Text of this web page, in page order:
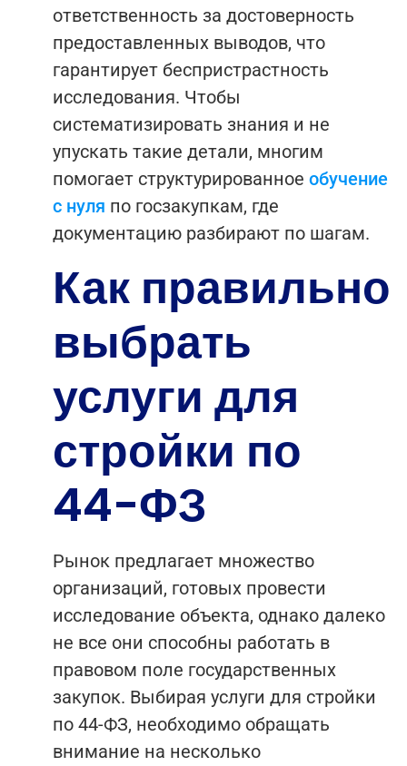
ответственность за достоверность
предоставленных выводов, что
гарантирует беспристрастность
исследования. Чтобы
систематизировать знания и не
упускать такие детали, многим
помогает структурированное обучение
с нуля по госзакупкам, где
документацию разбирают по шагам.
Как правильно
выбрать
услуги для
стройки по
44-ФЗ
Рынок предлагает множество
организаций, готовых провести
исследование объекта, однако далеко
не все они способны работать в
правовом поле государственных
закупок. Выбирая услуги для стройки
по 44-ФЗ, необходимо обращать
внимание на несколько